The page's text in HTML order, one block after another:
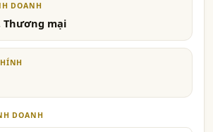
DOANH
Thương mại
DOANH